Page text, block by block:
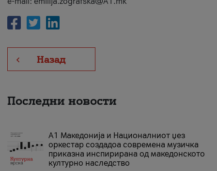
Назад
Последни новости
А1 Македонија и Националниот џез
оркестар создадоа современа музичка
приказна инспирирана од македонското
културно наследство